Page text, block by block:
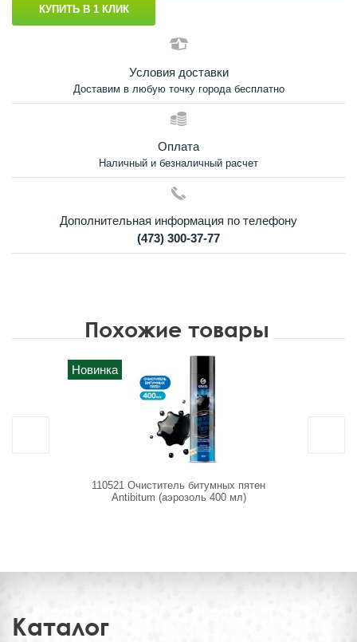
КУПИТЬ В 1 КЛИК
Условия доставки
Доставим в любую точку города бесплатно
Оплата
Наличный и безналичный расчет
Дополнительная информация по телефону
(473) 300-37-77
Похожие товары
Новинка
110521 Очиститель битумных пятен
Antibitum (аэрозоль 400 мл)
Каталог